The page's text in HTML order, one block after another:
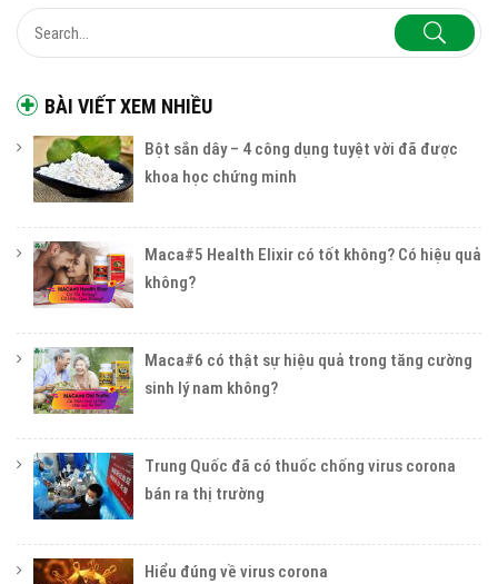
BÀI VIẾT XEM NHIỀU
Bột sắn dây – 4 công dụng tuyệt vời đã được
khoa học chứng minh
Maca#5 Health Elixir có tốt không? Có hiệu quả
không?
Maca#6 có thật sự hiệu quả trong tăng cường
sinh lý nam không?
Trung Quốc đã có thuốc chống virus corona
bán ra thị trường
Hiểu đúng về virus corona